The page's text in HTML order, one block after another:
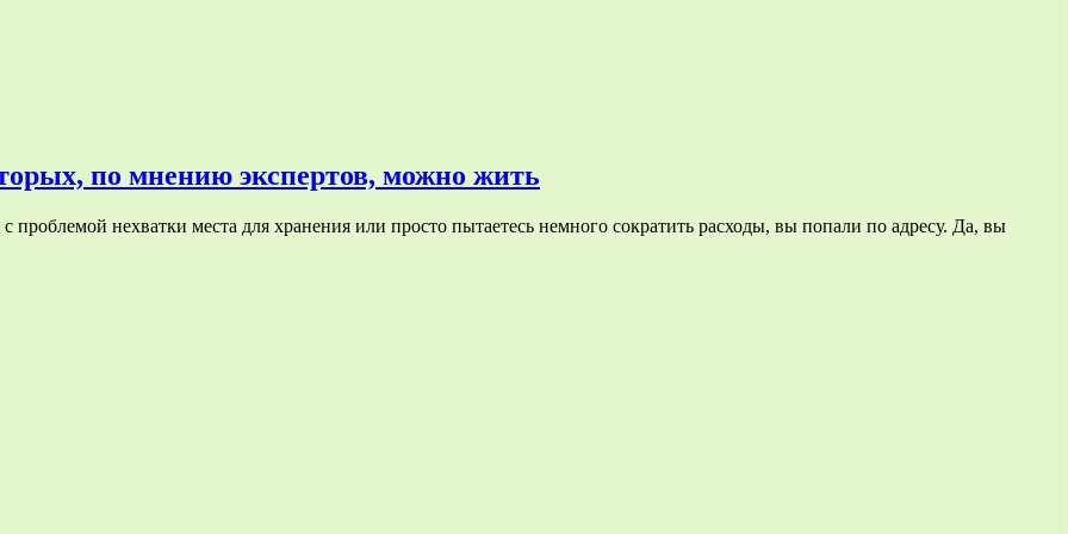
по мнению экспертов, можно жить
нехватки места для хранения или просто пытаетесь немного сократить расходы, вы попали по адресу. Да, вы